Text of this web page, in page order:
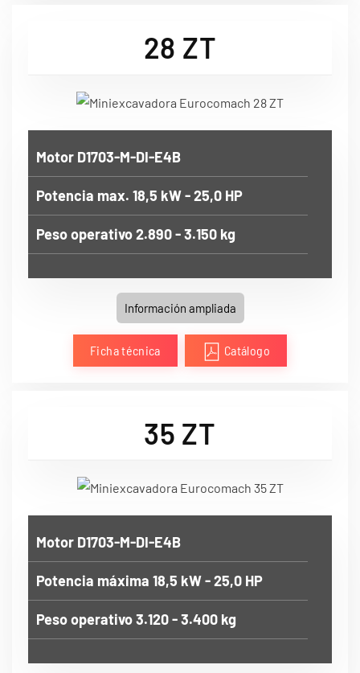
28 ZT
Motor D1703-M-DI-E4B
Potencia max. 18,5 kW - 25,0 HP
Peso operativo 2.890 - 3.150 kg
Información ampliada
Ficha técnica Catálogo
35 ZT
Motor D1703-M-DI-E4B
Potencia máxima 18,5 kW - 25,0 HP
Peso operativo 3.120 - 3.400 kg